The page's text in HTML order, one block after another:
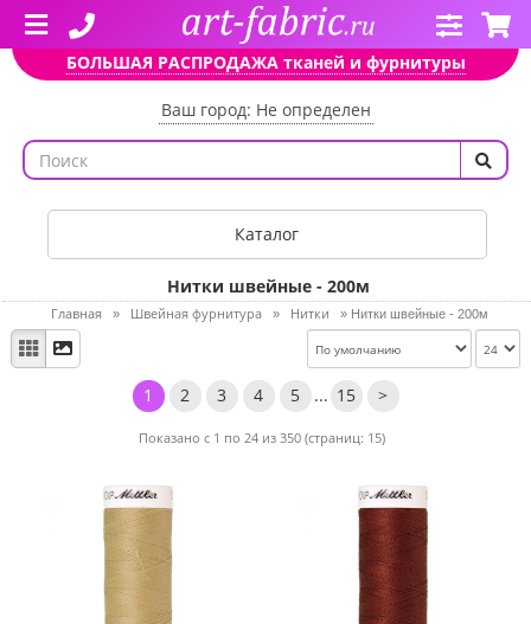
БОЛЬШАЯ РАСПРОДАЖА тканей и фурнитуры
Ваш город: Не определен
Каталог
Нитки швейные - 200м
Главная » Швейная фурнитура » Нитки » Нитки швейные - 200м
1 2 3 4 5 ... 15 >
Показано с 1 по 24 из 350 (страниц: 15)